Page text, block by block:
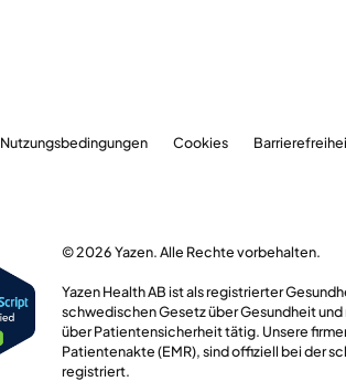
Nutzungsbedingungen Cookies
© 2026 Yazen. Alle Rechte vorbehalten.
Yazen Health AB ist als registrierter
schwedischen Gesetz über Gesundheit
über Patientensicherheit tätig. Unsere
Patientenakte (EMR), sind offiziell bei der
registriert.